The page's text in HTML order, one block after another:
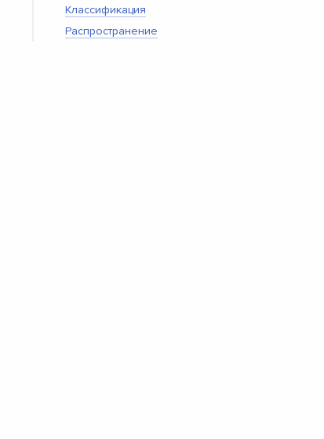
Классификация
Распространение